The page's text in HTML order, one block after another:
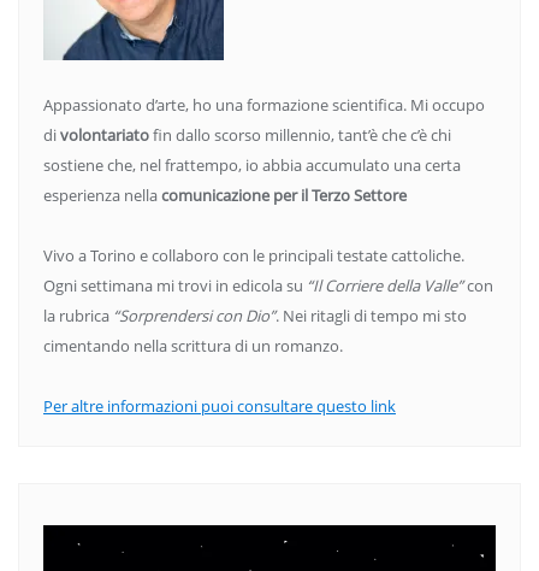
Appassionato d’arte, ho una formazione scientifica. Mi occupo
divolontariatofin dallo scorso millennio, tant’è che c’è chi
sostiene che, nel frattempo, io abbia accumulato una certa
esperienza nellacomunicazione per il Terzo Settore
Vivo a Torino e collaboro con le principali testate cattoliche.
Ogni settimana mi trovi in edicola su “Il Corriere della Valle”con
la rubrica “Sorprendersi con Dio”. Nei ritagli di tempo mi sto
cimentando nella scrittura di un romanzo.
Per altre informazioni puoi consultare questo link